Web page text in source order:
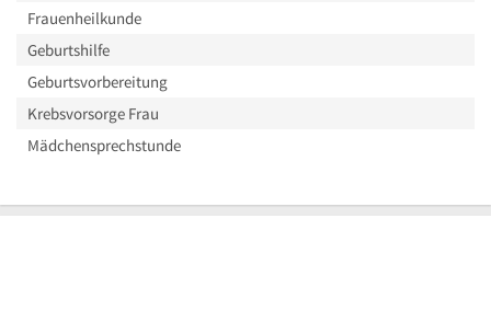
Frauenheilkunde
Geburtshilfe
Geburtsvorbereitung
Krebsvorsorge Frau
Mädchensprechstunde